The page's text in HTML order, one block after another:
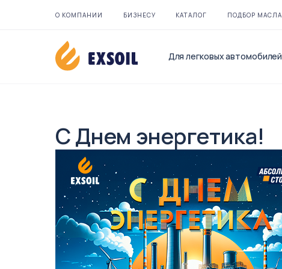
БИЗНЕСУ КАТАЛОГ ПОДБОР МАСЛА
О КОМПАНИИ
Для легковых автомобилей
С Днем энергетика!